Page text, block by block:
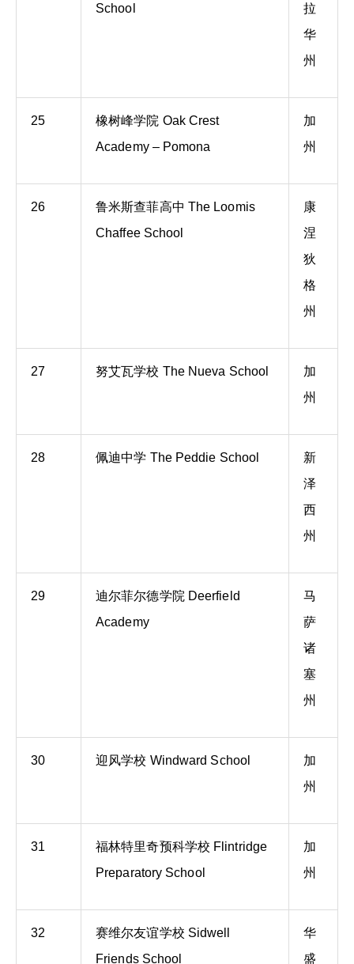
School
拉
华
州
25
橡树峰学院 Oak Crest
Academy – Pomona
加
州
26
鲁米斯查菲高中 The Loomis
Chaffee School
康
涅
狄
格
州
27 努艾瓦学校 The Nueva School
加
州
28 佩迪中学 The Peddie School
新
泽
西
州
29
迪尔菲尔德学院 Deerfield
Academy
马
萨
诸
塞
州
30 迎风学校 Windward School
加
州
31
福林特里奇预科学校 Flintridge
Preparatory School
加
州
32
赛维尔友谊学校 Sidwell
Friends School
华
盛